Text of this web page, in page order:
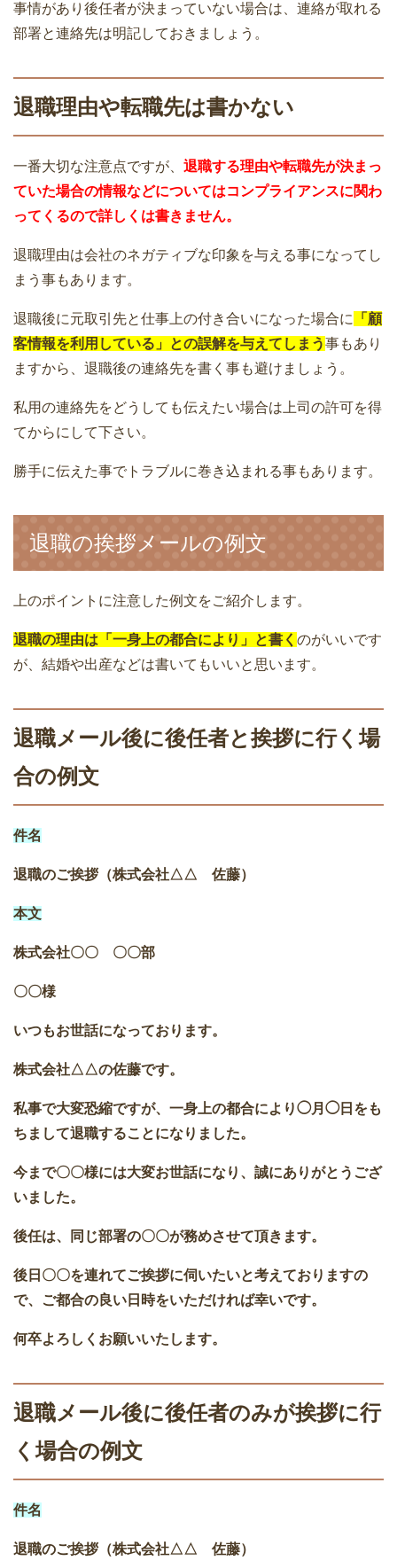
事情があり後任者が決まっていない場合は、連絡が取れる
部署と連絡先は明記しておきましょう。
退職理由や転職先は書かない
一番大切な注意点ですが、 退職する理由や転職先が決まっ
ていた場合の情報などについてはコンプライアンスに関わ
ってくるので詳しくは書きません。
退職理由は会社のネガティブな印象を与える事になってし
まう事もあります。
退職後に元取引先と仕事上の付き合いになった場合に
「顧
客情報を利用している」との誤解を与えてしまう事もあり
ますから、退職後の連絡先を書く事も避けましょう。
私用の連絡先をどうしても伝えたい場合は上司の許可を得
てからにして下さい。
勝手に伝えた事でトラブルに巻き込まれる事もあります。
退職の挨拶メールの例文
上のポイントに注意した例文をご紹介します。
退職の理由は「一身上の都合により」と書く のがいいです
が、結婚や出産などは書いてもいいと思います。
退職メール後に後任者と挨拶に行く場
合の例文
件名
退職のご挨拶（株式会社△△ 佐藤）
本文
株式会社〇〇 〇〇部
〇〇様
いつもお世話になっております。
株式会社△△の佐藤です。
私事で大変恐縮ですが、一身上の都合により◯月◯日をも
ちまして退職することになりました。
今まで〇〇様には大変お世話になり、誠にありがとうござ
いました。
後任は、同じ部署の〇〇が務めさせて頂きます。
後日〇〇を連れてご挨拶に伺いたいと考えておりますの
で、ご都合の良い日時をいただければ幸いです。
何卒よろしくお願いいたします。
退職メール後に後任者のみが挨拶に行
く場合の例文
件名
退職のご挨拶（株式会社△△ 佐藤）